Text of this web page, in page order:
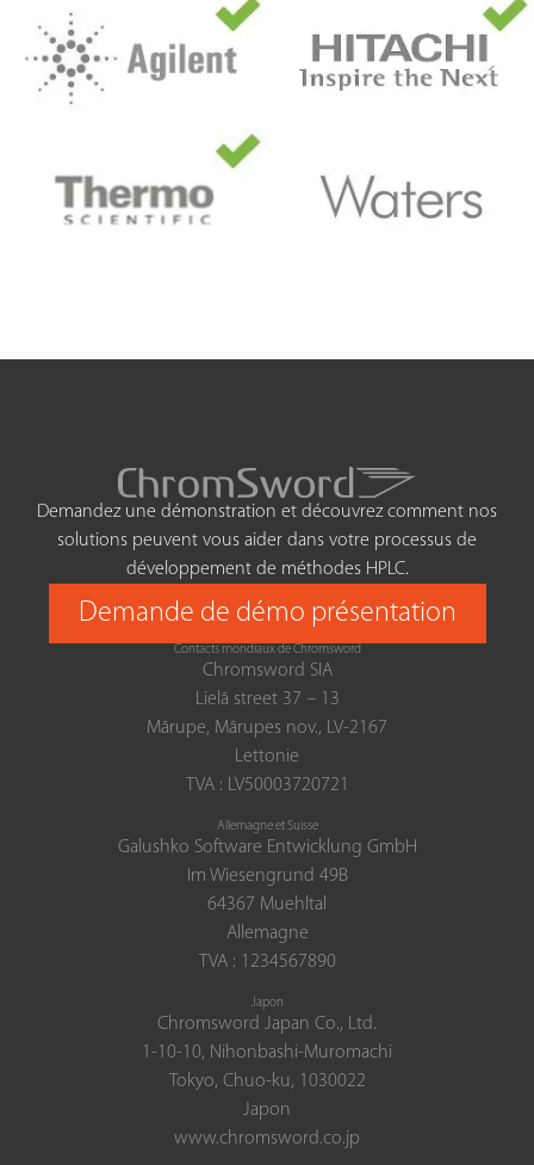
Demandez une démonstration et découvrez comment nos
solutions peuvent vous aider dans votre processus de
développement de méthodes HPLC.
Demande de démo présentation
Contacts mondiaux de Chromsword
Chromsword SIA
Lielā street 37 – 13
Mārupe, Mārupes nov., LV-2167
Lettonie
TVA : LV50003720721
Allemagne et Suisse
Galushko Software Entwicklung GmbH
Im Wiesengrund 49B
64367 Muehltal
Allemagne
TVA : 1234567890
Japon
Chromsword Japan Co., Ltd.
1-10-10, Nihonbashi-Muromachi
Tokyo, Chuo-ku, 1030022
Japon
www.chromsword.co.jp